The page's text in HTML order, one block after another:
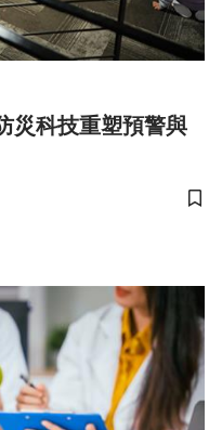
災科技重塑預警與
儲